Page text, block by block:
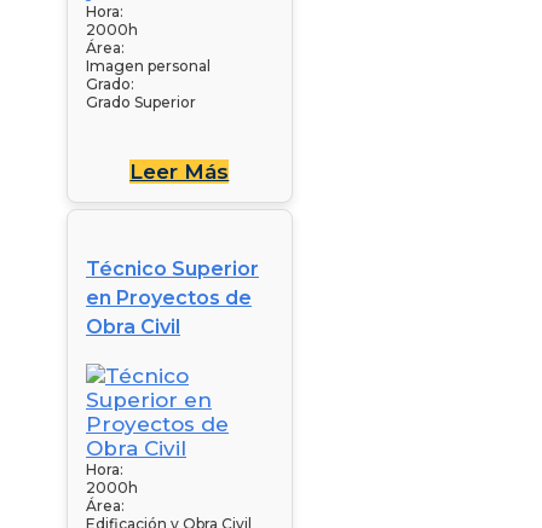
Hora:
2000h
Área:
Imagen personal
Grado:
Grado Superior
Leer Más
Técnico Superior
en Proyectos de
Obra Civil
Hora:
2000h
Área:
Edificación y Obra Civil